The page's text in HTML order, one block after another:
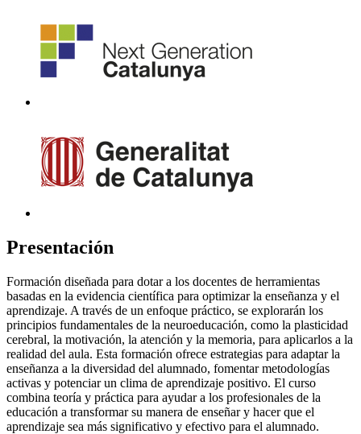
Presentación
Formación diseñada para dotar a los docentes de herramientas
basadas en la evidencia científica para optimizar la enseñanza y el
aprendizaje. A través de un enfoque práctico, se explorarán los
principios fundamentales de la neuroeducación, como la plasticidad
cerebral, la motivación, la atención y la memoria, para aplicarlos a la
realidad del aula. Esta formación ofrece estrategias para adaptar la
enseñanza a la diversidad del alumnado, fomentar metodologías
activas y potenciar un clima de aprendizaje positivo. El curso
combina teoría y práctica para ayudar a los profesionales de la
educación a transformar su manera de enseñar y hacer que el
aprendizaje sea más significativo y efectivo para el alumnado.